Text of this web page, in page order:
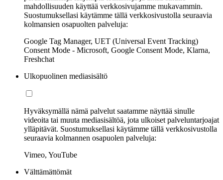
mahdollisuuden käyttää verkkosivujamme mukavammin.
Suostumuksellasi käytämme tällä verkkosivustolla seuraavia
kolmansien osapuolten palveluja:
Google Tag Manager, UET (Universal Event Tracking)
Consent Mode - Microsoft, Google Consent Mode, Klarna,
Freshchat
Ulkopuolinen mediasisältö
Hyväksymällä nämä palvelut saatamme näyttää sinulle
videoita tai muuta mediasisältöä, jota ulkoiset palveluntarjoajat
ylläpitävät. Suostumuksellasi käytämme tällä verkkosivustolla
seuraavia kolmannen osapuolen palveluja:
Vimeo, YouTube
Välttämättömät